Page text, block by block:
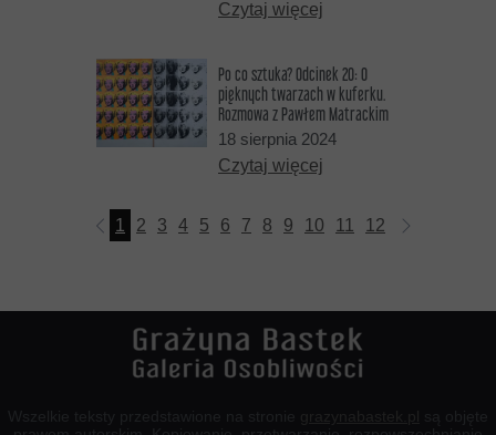
Czytaj więcej
Po co sztuka? Odcinek 20: O
pięknych twarzach w kuferku.
Rozmowa z Pawłem Matrackim
18 sierpnia 2024
Czytaj więcej
1 2 3 4 5 6 7 8 9 10 11 12 13